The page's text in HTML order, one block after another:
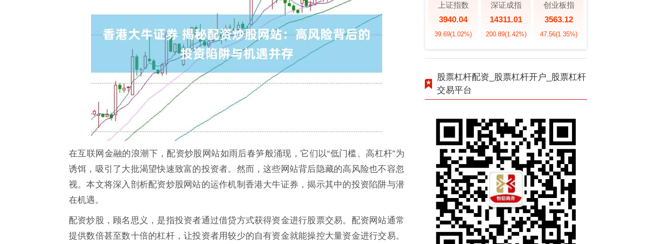
在互联网金融的浪潮下，配资炒股网站如雨后春笋般涌现，它们以“低门槛、高杠杆”为
诱饵，吸引了大批渴望快速致富的投资者。然而，这些网站背后隐藏的高风险也不容忽
视。本文将深入剖析配资炒股网站的运作机制香港大牛证券，揭示其中的投资陷阱与潜
在机遇。
配资炒股，顾名思义，是指投资者通过借贷方式获得资金进行股票交易。配资网站通常
提供数倍甚至数十倍的杠杆，让投资者用较少的自有资金就能操控大量资金进行交易。
上证指数
3940.04
39.69(1.02%)
深证成指
14311.01
200.89(1.42%)
创业板指
3563.12
47.56(1.35%)
股票杠杆配资_股票杠杆开户_股票杠杆
交易平台